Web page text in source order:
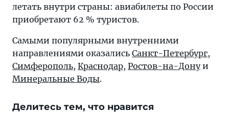
летать внутри страны: авиабилеты по России
приобретают 62 % туристов.
Самыми популярными внутренними
направлениями оказались Санкт-Петербург,
Симферополь, Краснодар, Ростов-на-Донуи
Минеральные Воды.
Делитесь тем, что нравится